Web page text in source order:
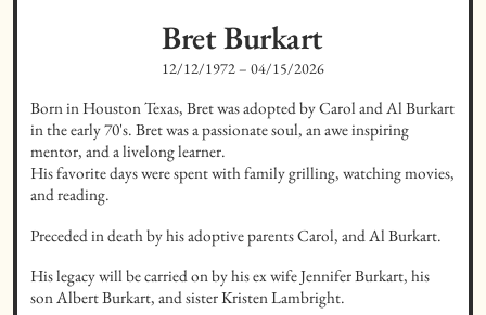
BretBurkart
12/12/1972– 04/15/2026
Born in Houston Texas, Bret was adopted by Carol and Al Burkart
in the early 70's. Bret was a passionate soul, an awe inspiring
mentor, and a livelong learner.
His favorite days were spent with family grilling, watching movies,
and reading.
Preceded in death by his adoptive parents Carol, and Al Burkart.
His legacy will be carried on by his ex wife Jennifer Burkart, his
son Albert Burkart, and sister Kristen Lambright.